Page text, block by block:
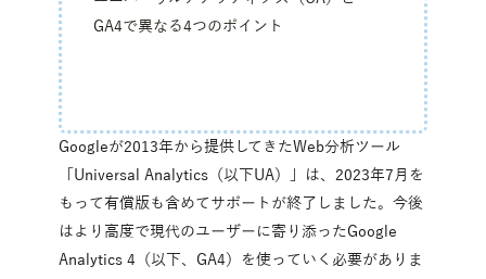
GA4で異なる4つのポイント
Googleが2013年から提供してきたWeb分析ツール
「Universal Analytics（以下UA）」は、2023年7月を
もって有償版も含めてサポートが終了しました。今後
はより高度で現代のユーザーに寄り添ったGoogle
Analytics 4（以下、GA4）を使っていく必要がありま